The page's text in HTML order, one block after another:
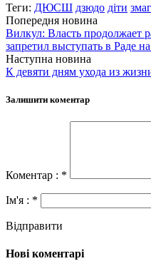
Теги: ДЮСШ дзюдо діти
Попередня новина
Вилкул: Власть продолжает
запретил выступать в Раде
Наступна новина
К девяти дням ухода из
Залишити коментар
Коментар : *
Ім'я : *
Відправити
Нові коментарі